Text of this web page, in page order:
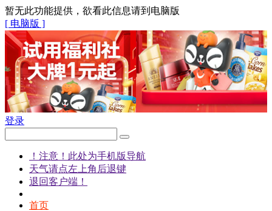
暂无此功能提供，欲看此信息请到电脑版
[ 电脑版 ]
登录
！注意！此处为手机版导航
天气请点左上角后退键
退回客户端！
首页